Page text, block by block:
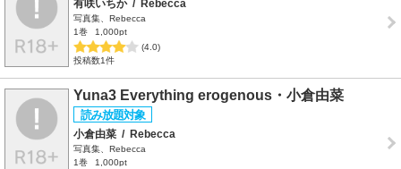
有咲いちか / Rebecca
写真集、Rebecca
1巻
1,000pt
(4.0)
投稿数1件
Yuna3 Everything erogenous・小倉由菜
小倉由菜 / Rebecca
写真集、Rebecca
1巻
1,000pt